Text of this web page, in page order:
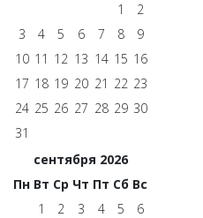
1
2
3
4 5 6 7 8
9
10 11 12 13 14 15 16
17 18 19 20 21 22 23
24 25 26 27 28 29 30
31
сентября 2026
Пн Вт Ср Чт Пт Сб Вс
1
2 3 4 5
6